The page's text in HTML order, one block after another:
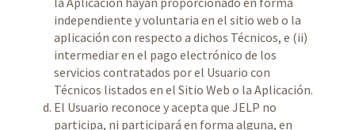
independiente y voluntaria en el sitio web o la
aplicación con respecto a dichos Técnicos, e (ii)
intermediar en el pago electrónico de los
servicios contratados por el Usuario con
Técnicos listados en el Sitio Web o la Aplicación.
El Usuario reconoce y acepta que JELP no
participa, ni participará en forma alguna, en